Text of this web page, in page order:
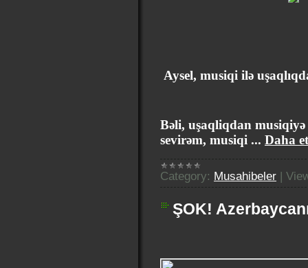
Aysel, musiqi ilə
Bəli, uşaqliqdan
sevirəm, musiqi ... Daha
Category: Musahibeler
ŞOK!